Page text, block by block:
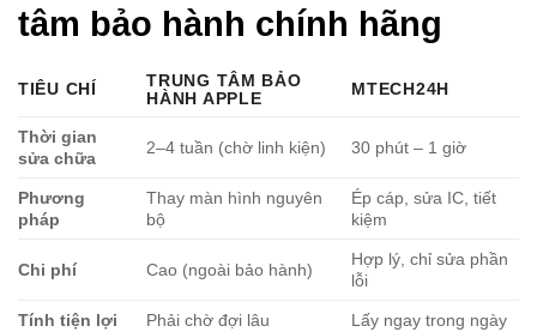
tâm bảo hành chính hãng
TIÊU CHÍ
TRUNG TÂM BẢO
HÀNH APPLE
MTECH24H
Thời gian
sửa chữa
2–4 tuần (chờ linh kiện) 30 phút – 1 giờ
Phương
pháp
Thay màn hình nguyên
bộ
Ép cáp, sửa IC, tiết
kiệm
Chi phí Cao (ngoài bảo hành)
Hợp lý, chỉ sửa phần
lỗi
Tính tiện lợi Phải chờ đợi lâu Lấy ngay trong ngày